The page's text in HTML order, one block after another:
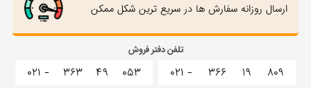
ارسال روزانه سفارش ها در سریع ترین شکل ممکن
تلفن دفتر فروش
۰۲۱ - ۳۶۶ ۱۹
۸۰۹
۰۲۱ - ۳۶۳ ۴۹
۰۵۳